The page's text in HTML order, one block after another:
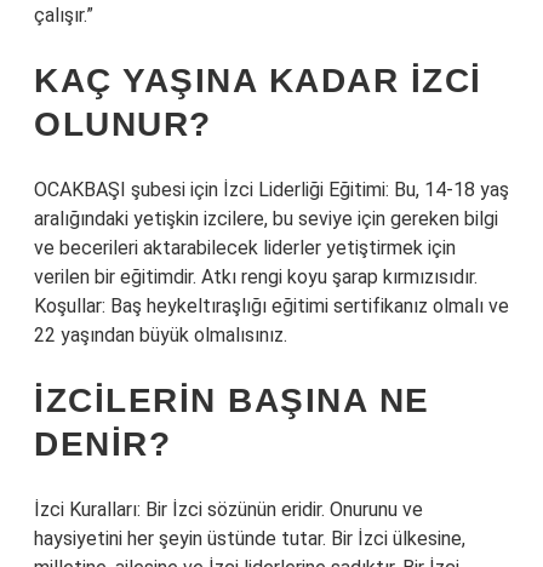
çalışır.”
KAÇ YAŞINA KADAR IZCI
OLUNUR?
OCAKBAŞI şubesi için İzci Liderliği Eğitimi: Bu, 14-18 yaş
aralığındaki yetişkin izcilere, bu seviye için gereken bilgi
ve becerileri aktarabilecek liderler yetiştirmek için
verilen bir eğitimdir. Atkı rengi koyu şarap kırmızısıdır.
Koşullar: Baş heykeltıraşlığı eğitimi sertifikanız olmalı ve
22 yaşından büyük olmalısınız.
İZCILERIN BAŞINA NE
DENIR?
İzci Kuralları: Bir İzci sözünün eridir. Onurunu ve
haysiyetini her şeyin üstünde tutar. Bir İzci ülkesine,